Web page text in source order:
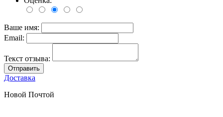
Ваше имя:
Email:
Текст отзыва:
Отправить
Доставка
Новой Почтой